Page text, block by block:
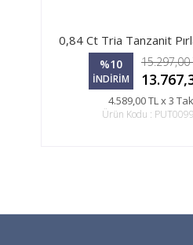
0,84 Ct Tria Tanzanit
%10
İNDİRİM
15.297,00
4.589,00 TL x 3
Ürün Kodu :